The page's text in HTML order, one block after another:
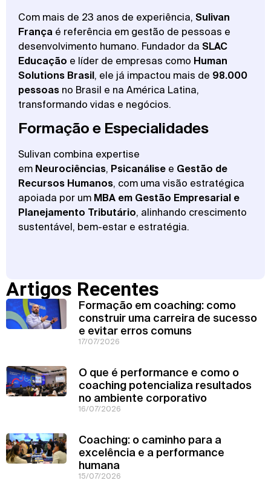
Com mais de 23 anos de experiência, Sulivan
França é referência em gestão de pessoas e
desenvolvimento humano. Fundador da SLAC
Educação e líder de empresas como Human
Solutions Brasil, ele já impactou mais de 98.000
pessoas no Brasil e na América Latina,
transformando vidas e negócios.
Formação e Especialidades
Sulivan combina expertise
em Neurociências, Psicanálise e Gestão de
Recursos Humanos, com uma visão estratégica
apoiada por um MBA em Gestão Empresarial e
Planejamento Tributário, alinhando crescimento
sustentável, bem-estar e estratégia.
Artigos Recentes
Formação em coaching: como
construir uma carreira de sucesso
e evitar erros comuns
17/07/2026
O que é performance e como o
coaching potencializa resultados
no ambiente corporativo
16/07/2026
Coaching: o caminho para a
excelência e a performance
humana
15/07/2026